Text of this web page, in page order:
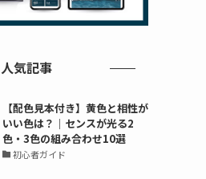
人気記事
【配色見本付き】黄色と相性が
いい色は？｜センスが光る2
色・3色の組み合わせ10選
初心者ガイド